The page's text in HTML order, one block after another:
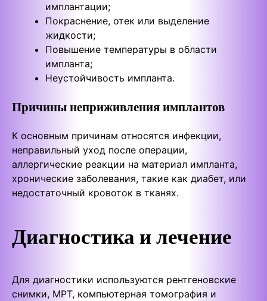
имплантации;
Покраснение, отек или выделение
жидкости;
Повышение температуры в области
импланта;
Неустойчивость импланта.
Причины неприживления имплантов
К основным причинам относятся инфекции,
неправильный уход после операции,
аллергические реакции на материал импланта,
хронические заболевания, такие как диабет, или
недостаточный кровоток в тканях.
Диагностика и лечение
Для диагностики используются рентгеновские
снимки, МРТ, компьютерная томография и